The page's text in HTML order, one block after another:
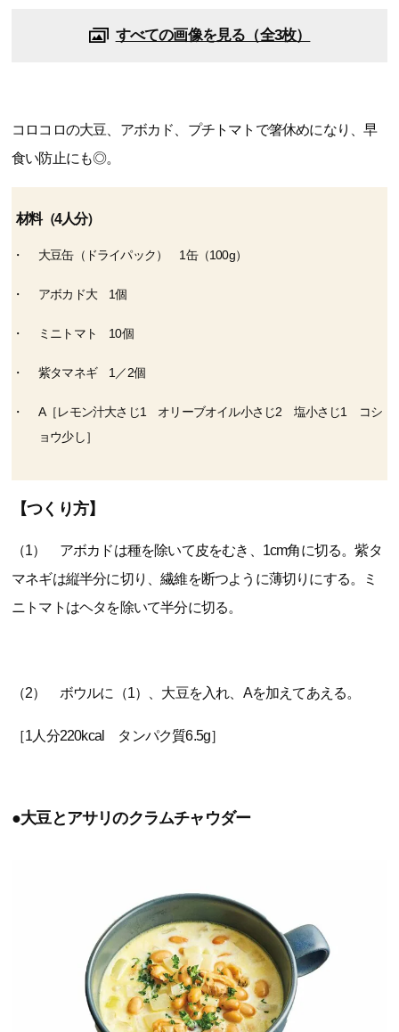
すべての画像を見る（全3枚）
コロコロの大豆、アボカド、プチトマトで箸休めになり、早
食い防止にも◎。
材料（4人分）
大豆缶（ドライパック） 1缶（100g）
アボカド大 1個
ミニトマト 10個
紫タマネギ 1／2個
A［レモン汁大さじ1 オリーブオイル小さじ2 塩小さじ1 コシ
ョウ少し］
【つくり方】
（1） アボカドは種を除いて皮をむき、1cm角に切る。紫タ
マネギは縦半分に切り、繊維を断つように薄切りにする。ミ
ニトマトはヘタを除いて半分に切る。
（2） ボウルに（1）、大豆を入れ、Aを加えてあえる。
［1人分220kcal タンパク質6.5g］
●大豆とアサリのクラムチャウダー